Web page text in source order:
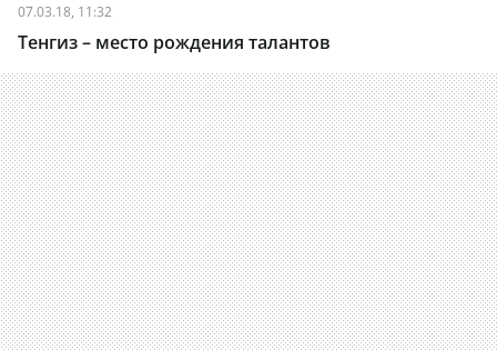
07.03.18, 11:32
Тенгиз – место рождения талантов